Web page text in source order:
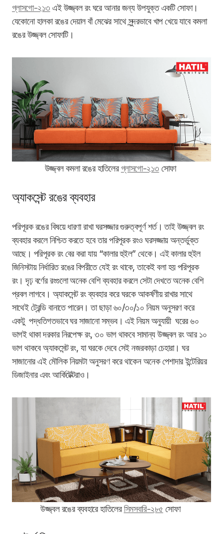
গ্লাসগো-২১৩ এই উজ্জ্বল রং ঘরে আনার জন্য উপযুক্ত একটি সোফা।
যেকোনো হালকা রঙের দেয়াল বাঁ মেঝের সাথে সুন্দরভাবে খাপ খেয়ে যাবে কমলা
রঙের উজ্জ্বল সোফাটি।
উজ্জ্বল কমলা রঙের হাতিলেরগ্লাসগো-২১৩ সোফা
অ্যাকসেন্ট রঙের ব্যবহার
পরিপূরক রঙের বিষয়ে ধারণা রাখা ঘরসজ্জার গুরুত্বপূর্ণ শর্ত। তাইউজ্জ্বলরং
ব্যবহার করলে নিশ্চিত করতে হবে তার পরিপূরক রংও ঘরসজ্জায় অন্তর্ভুক্ত
আছে। পরিপূরক রং বের করা যায় “কালার হুইল” থেকে। এই কালার হুইল
জিনিসটায় নির্ধারিত রঙের বিপরীতে যেই রং থাকে, তাকেই বলা হয় পরিপূরক
রং। দৃঢ় বর্ণের রংগুলো অনেক বেশি ব্যবহার করলে সেটা দেখতে অনেক বেশি
প্রবল লাগবে। অ্যাকসেন্ট রং ব্যবহার করে ঘরকে আকর্ষণীয় রাখার সাথে
সাথেই ট্রেন্ডি বানাতে পারেন। তা ছাড়া ৬০/৩০/১০ নিয়ম অনুসরণ করে
একটু পদ্ধতিগতভাবে ঘর সাজানো সম্ভব। এই নিয়ম অনুযায়ী ঘরের ৬০
ভাগই থাকা দরকার নিরপেক্ষ রং, ৩০ ভাগ থাকবে সামান্য উজ্জ্বল রং আর ১০
ভাগ থাকবে অ্যাকসেন্ট রং, যা ঘরকে দেবে সেই নজরকাড়া চেহারা। ঘর
সাজানোর এই মৌলিক নিয়মটা অনুসরণ করে থাকেন অনেক পেশাদার ইন্টেরিয়র
ডিজাইনার এবং আর্কিটেক্টরাও।
উজ্জ্বল রঙের ব্যবহারে হাতিলেরসিমসবারি-২৮৫ সোফা